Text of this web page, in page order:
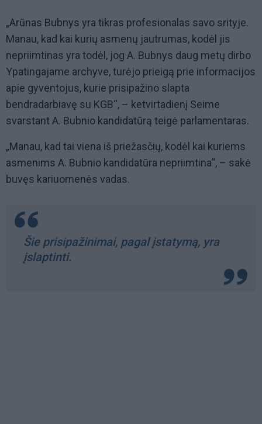
„Arūnas Bubnys yra tikras profesionalas savo srityje.
Manau, kad kai kurių asmenų jautrumas, kodėl jis
nepriimtinas yra todėl, jog A. Bubnys daug metų dirbo
Ypatingajame archyve, turėjo prieigą prie informacijos
apie gyventojus, kurie prisipažino slapta
bendradarbiavę su KGB“, – ketvirtadienį Seime
svarstant A. Bubnio kandidatūrą teigė parlamentaras.
„Manau, kad tai viena iš priežasčių, kodėl kai kuriems
asmenims A. Bubnio kandidatūra nepriimtina“, – sakė
buvęs kariuomenės vadas.
Šie prisipažinimai, pagal įstatymą, yra
įslaptinti.